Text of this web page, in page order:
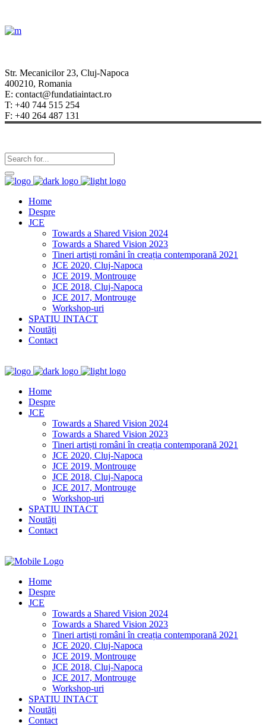
Str. Mecanicilor 23, Cluj-Napoca
400210, Romania
E: contact@fundatiaintact.ro
T: +40 744 515 254
F: +40 264 487 131
Home
Despre
JCE
Towards a Shared Vision 2024
Towards a Shared Vision 2023
Tineri artiști români în creația contemporană 2021
JCE 2020, Cluj-Napoca
JCE 2019, Montrouge
JCE 2018, Cluj-Napoca
JCE 2017, Montrouge
Workshop-uri
SPATIU INTACT
Noutăți
Contact
Home
Despre
JCE
Towards a Shared Vision 2024
Towards a Shared Vision 2023
Tineri artiști români în creația contemporană 2021
JCE 2020, Cluj-Napoca
JCE 2019, Montrouge
JCE 2018, Cluj-Napoca
JCE 2017, Montrouge
Workshop-uri
SPATIU INTACT
Noutăți
Contact
Home
Despre
JCE
Towards a Shared Vision 2024
Towards a Shared Vision 2023
Tineri artiști români în creația contemporană 2021
JCE 2020, Cluj-Napoca
JCE 2019, Montrouge
JCE 2018, Cluj-Napoca
JCE 2017, Montrouge
Workshop-uri
SPATIU INTACT
Noutăți
Contact